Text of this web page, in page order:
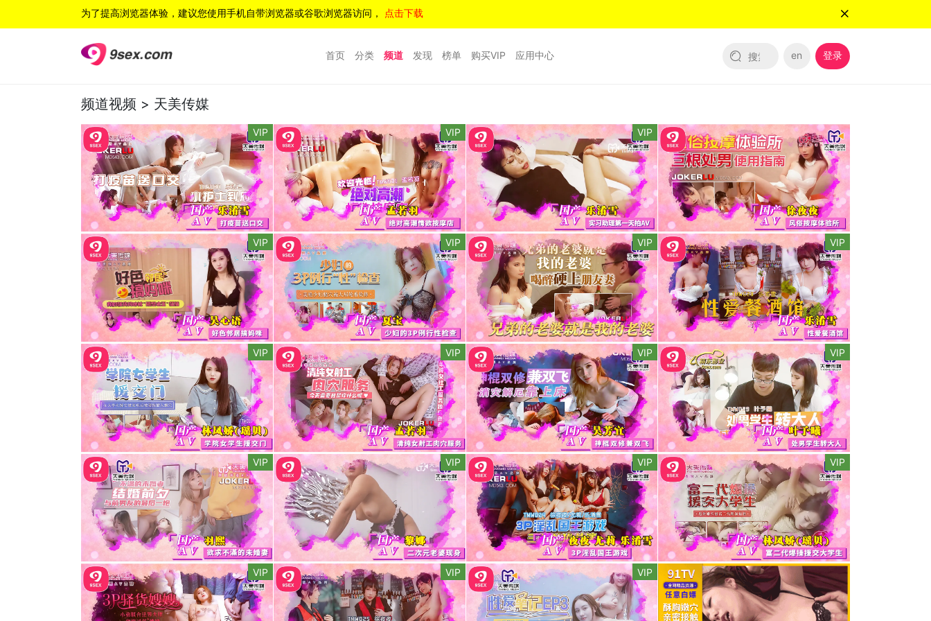
为了提高浏览器体验，建议您使用手机自带浏览器或谷歌浏览器访问， 点击下载
首页 分类 频道 发现 榜单 购买VIP 应用中心 en 登录
频道视频 > 天美传媒
VIP VIP VIP
VIP VIP VIP VIP
VIP VIP VIP VIP
VIP VIP VIP VIP
VIP VIP VIP